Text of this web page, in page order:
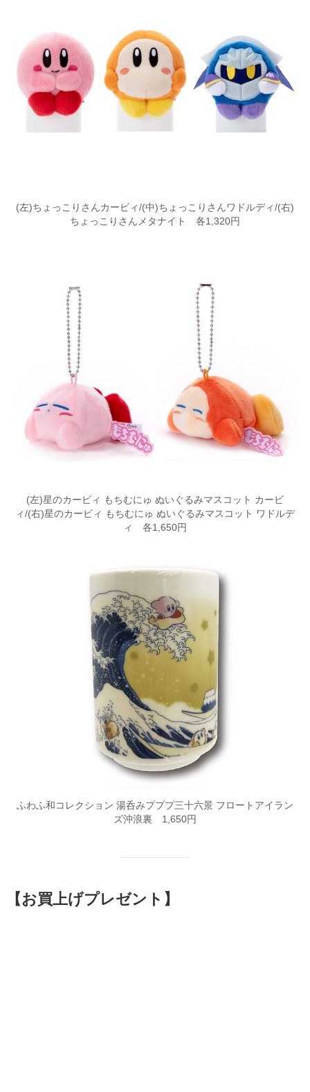
(左)ちょっこりさんカービィ/(中)ちょっこりさんワドルディ/(右)
ちょっこりさんメタナイト 各1,320円
(左)星のカービィ もちむにゅ ぬいぐるみマスコット カービ
ィ/(右)星のカービィ もちむにゅ ぬいぐるみマスコット ワドルデ
ィ 各1,650円
ふわふ和コレクション 湯呑みプププ三十六景 フロートアイラン
ズ沖浪裏 1,650円
【お買上げプレゼント】